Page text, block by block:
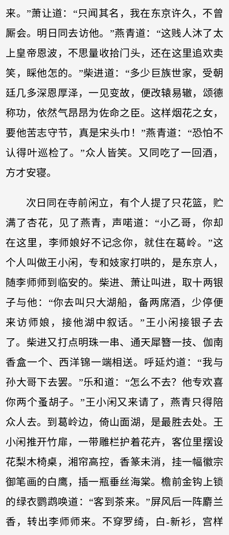
来。”萧让道：“只闻其名，我在东京许久，不曾
厮会。明日同去访他。”燕青道：“这贱人沐了太
上皇帝恩波，不思量收拾门头，还在这里追欢卖
笑，睬他怎的。”柴进道：“多少巨族世家，受朝
廷几多深恩厚泽，一见变故，便改辕易辙，颂德
称功，依然气昂昂为佐命之臣。这样烟花之女，
要他苦志守节，真是宋头巾！”燕青道：“恐怕不
认得叶巡检了。”众人皆笑。又同吃了一回酒，
方才安寝。
次日同在寺前闲立，有个人提了只花篮，贮
满了杏花，见了燕青，声喏道：“小乙哥，你却
在这里，李师娘好不记念你，就住在葛岭。”这
个人叫做王小闲，专和妓家打哄的，是东京人，
随李师师到临安的。柴进、萧让叫进，取十两银
子与他：“你去叫只大湖船，备两席酒，少停便
来访师娘，接他湖中叙话。”王小闲接银子去
了。柴进又打点明珠一串、通天犀簪一技、伽南
香盒一个、西洋锦一端相送。呼延灼道：“我与
孙大哥下去罢。”乐和道：“怎么不去？他专欢喜
你两个蚤胡子。”王小闲又来请了，燕青只得陪
众人去。到葛岭边，倚山面湖，是最胜去处。王
小闲推开竹扉，一带雕栏护着花卉，客位里摆设
花梨木椅桌，湘帘高控，香篆未消，挂一幅徽宗
御笔画的白鹰，插一瓶垂丝海棠。檐前金钩上锁
的绿衣鹦鹉唤道：“客到茶来。”屏风后一阵麝兰
香，转出李师师来。不穿罗绮，白-新衫，宫样